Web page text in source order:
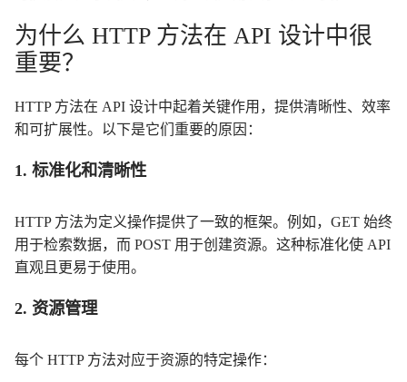
为什么 HTTP 方法在 API 设计中很
重要？
HTTP 方法在 API 设计中起着关键作用，提供清晰性、效率
和可扩展性。以下是它们重要的原因：
1. 标准化和清晰性
HTTP 方法为定义操作提供了一致的框架。例如，GET 始终
用于检索数据，而 POST 用于创建资源。这种标准化使 API
直观且更易于使用。
2. 资源管理
每个 HTTP 方法对应于资源的特定操作：